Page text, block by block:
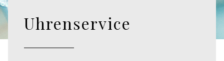
Uhrenservice